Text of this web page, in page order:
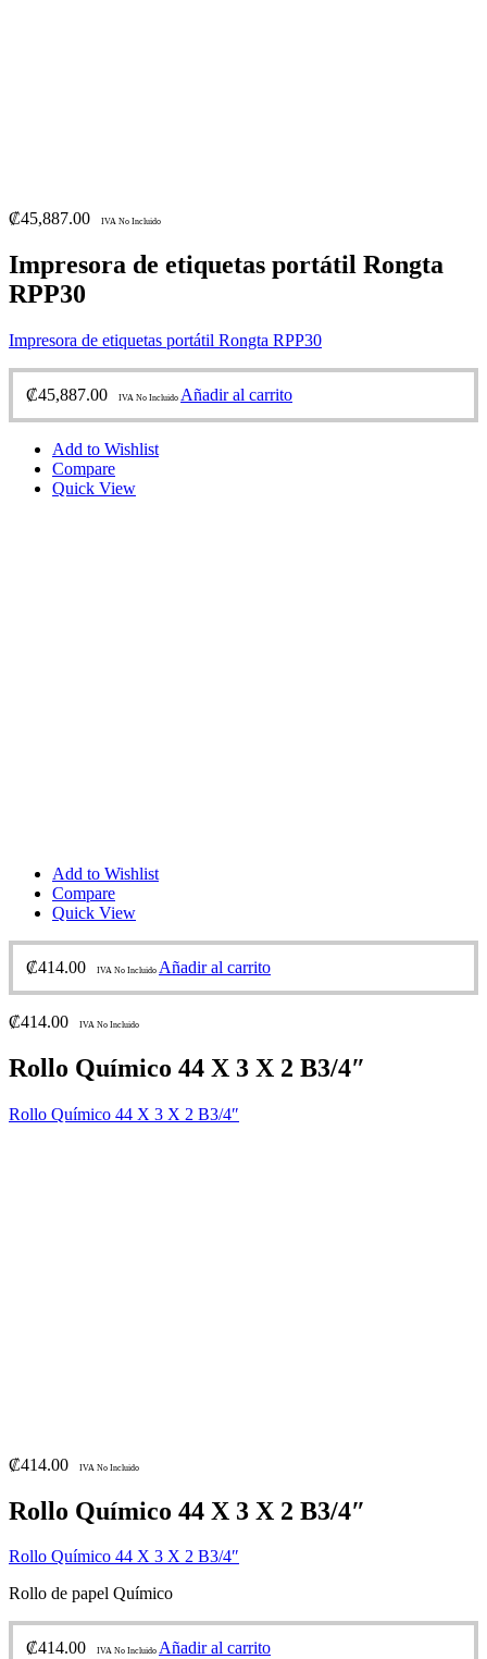
₡45,887.00 IVA No Incluido
Impresora de etiquetas portátil Rongta
RPP30
Impresora de etiquetas portátil Rongta RPP30
₡45,887.00 IVA No Incluido Añadir al carrito
Add to Wishlist
Compare
Quick View
Add to Wishlist
Compare
Quick View
₡414.00 IVA No Incluido Añadir al carrito
₡414.00 IVA No Incluido
Rollo Químico 44 X 3 X 2 B3/4″
Rollo Químico 44 X 3 X 2 B3/4″
₡414.00 IVA No Incluido
Rollo Químico 44 X 3 X 2 B3/4″
Rollo Químico 44 X 3 X 2 B3/4″
Rollo de papel Químico
₡414.00 IVA No Incluido Añadir al carrito